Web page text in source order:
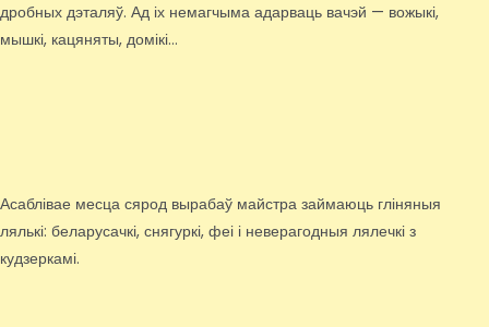
дробных дэталяў. Ад іх немагчыма адарваць вачэй — вожыкі,
мышкі, кацяняты, домікі…
Асаблівае месца сярод вырабаў майстра займаюць гліняныя
лялькі: беларусачкі, снягуркі, феі і неверагодныя лялечкі з
кудзеркамі.